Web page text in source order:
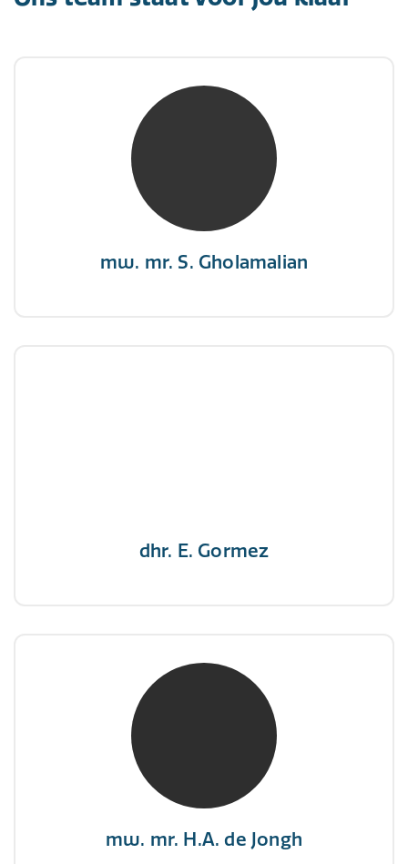
mw. mr. S. Gholamalian
mw. mr. S. Gholamalian
NIVRE Register-Expert
“Als je de richting van de wind niet kunt
veranderen, verander dan de stand van je
dhr. E. Gormez
mw. mr. H.A. de Jongh
mw. mr. H.A. de Jongh
NIVRE Register-Expert
"There is no elevator to succes, you need to